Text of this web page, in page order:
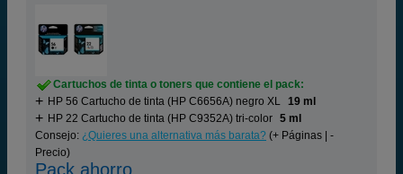
Cartuchos de tinta o toners que contiene el pack:
HP 56 Cartucho de tinta (HP C6656A) negro XL 19 ml
HP 22 Cartucho de tinta (HP C9352A) tri-color 5 ml
Consejo: ¿Quieres una alternativa más barata? (+ Páginas | -
Precio)
Pack ahorro